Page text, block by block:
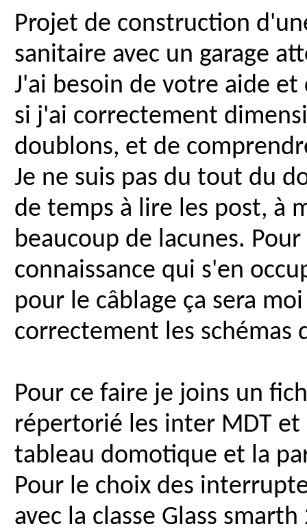
Projet de construction
sanitaire avec un garage
J'ai besoin de votre aide et
si j'ai correctement
doublons, et de
Je ne suis pas du tout du
de temps à lire les post, à
beaucoup de lacunes.
connaissance qui s'en
pour le câblage ça sera
correctement les schémas
Pour ce faire je joins un
répertorié les inter MDT
tableau domotique et la
Pour le choix des
avec la classe Glass